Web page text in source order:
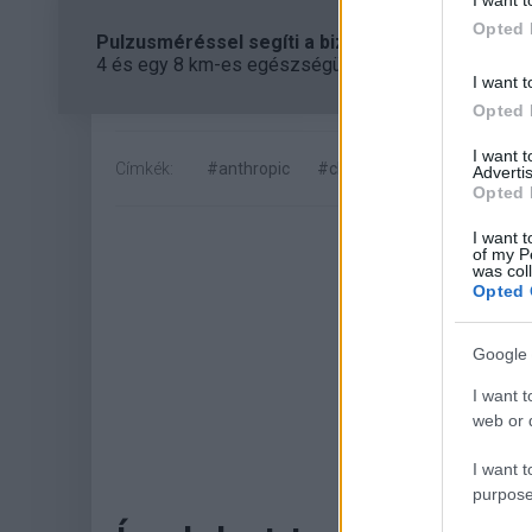
Opted
I want
Opted
I want
Opted
I want
of my
was
Opted
Google
I want
web or
I want
Pulzusméréssel segíti a biztonságos mozgást
4 és egy 8 km-es egészségügyi tanösvény nyílt
Címkék: #anthropic #claude ai